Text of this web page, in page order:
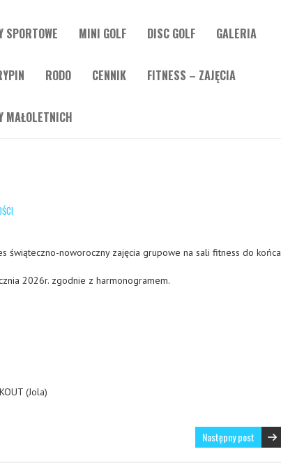
SPORTOWE MINI GOLF DISC GOLF GALERIA
RODO CENNIK FITNESS – ZAJĘCIA
MAŁOLETNICH
świąteczno-noworoczny zajęcia grupowe na sali fitness do końca
2026r. zgodnie z harmonogramem.
(Jola)
Następny post